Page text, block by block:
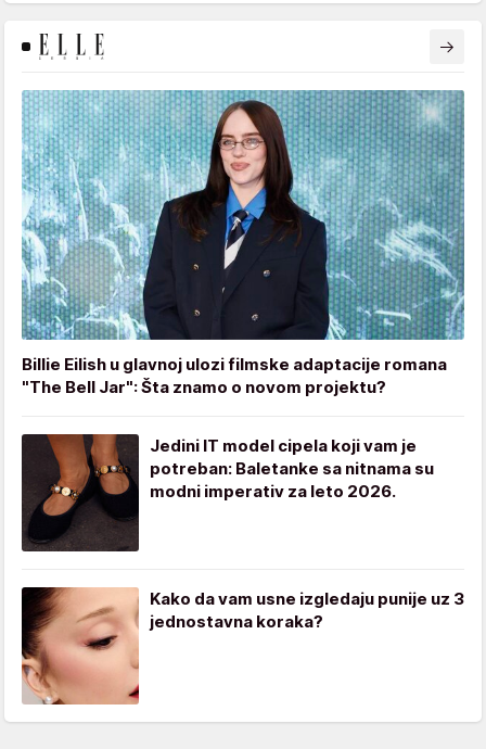
Billie Eilish u glavnoj ulozi filmske adaptacije romana
"The Bell Jar": Šta znamo o novom projektu?
Jedini IT model cipela koji vam je
potreban: Baletanke sa nitnama su
modni imperativ za leto 2026.
Kako da vam usne izgledaju punije uz 3
jednostavna koraka?